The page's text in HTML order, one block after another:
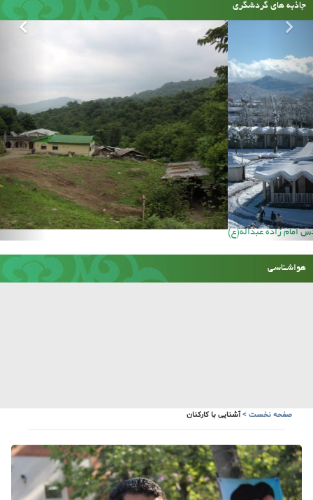
جاذبه های گردشگری
آستان مقدس امام زاده عبداله(ع)
هواشناسی
صفحه نخست >آشنایی با کارکنان